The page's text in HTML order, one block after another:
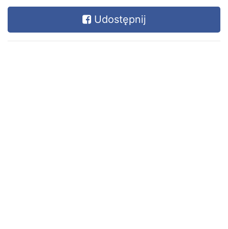
Udostępnij